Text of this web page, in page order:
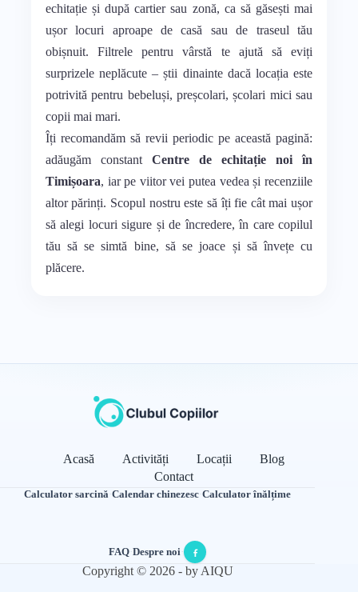
echitație și după cartier sau zonă, ca să găsești mai
ușor locuri aproape de casă sau de traseul tău
obișnuit. Filtrele pentru vârstă te ajută să eviți
surprizele neplăcute – știi dinainte dacă locația este
potrivită pentru bebeluși, preșcolari, școlari mici sau
copii mai mari.
Îți recomandăm să revii periodic pe această pagină:
adăugăm constant Centre de echitație noi în
Timișoara, iar pe viitor vei putea vedea și recenziile
altor părinți. Scopul nostru este să îți fie cât mai ușor
să alegi locuri sigure și de încredere, în care copilul
tău să se simtă bine, să se joace și să învețe cu
plăcere.
Acasă Activități Locații
Blog
Contact
Calculator sarcină·Calendar chinezesc·Calculator înălțime
FAQ·Despre noi·
Copyright © 2026 - by AIQU